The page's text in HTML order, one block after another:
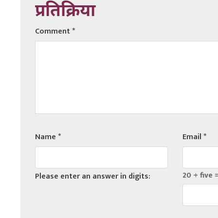
प्रतिक्रिया
Comment*
Name* Email*
Please enter an answer in digits: 20 + five =